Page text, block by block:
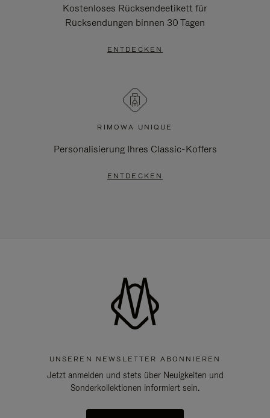
Kostenloses Rücksendeetikett für
Rücksendungen binnen 30 Tagen
ENTDECKEN
RIMOWA UNIQUE
Personalisierung Ihres Classic-Koffers
ENTDECKEN
UNSEREN NEWSLETTER ABONNIEREN
Jetzt anmelden und stets über Neuigkeiten und
Sonderkollektionen informiert sein.